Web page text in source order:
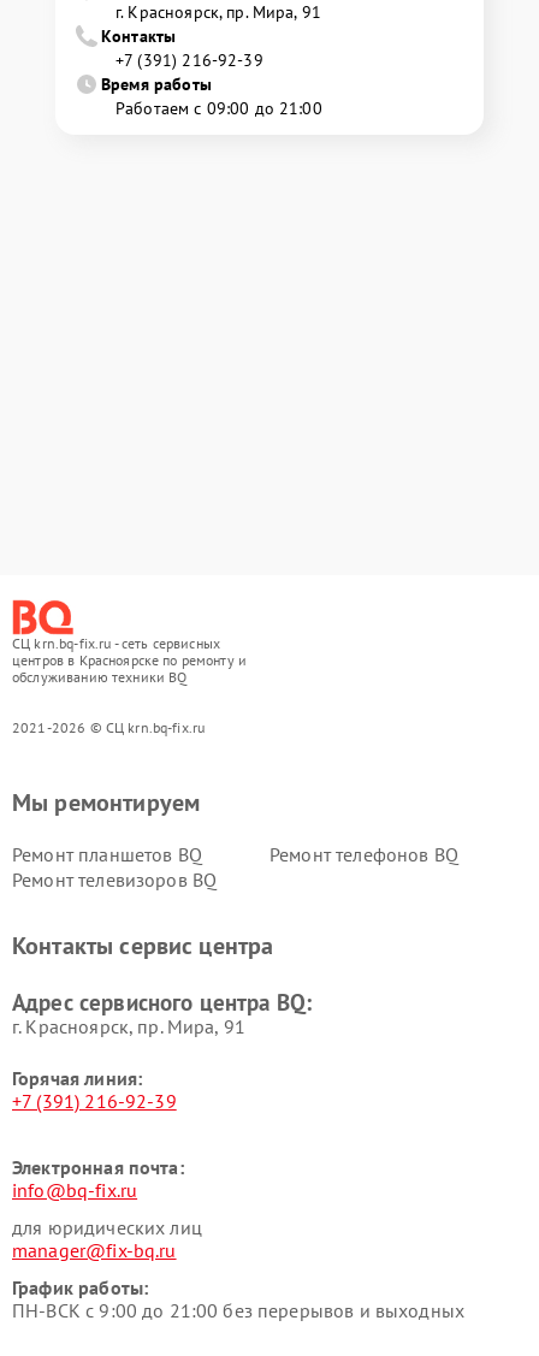
г. Красноярск, ​пр. Мира, 91
Контакты
+7 (391) 216-92-39
Время работы
Работаем с 09:00 до 21:00
СЦ krn.bq-fix.ru - сеть сервисных
центров в Красноярске по ремонту и
обслуживанию техники BQ
2021-2026 © СЦ krn.bq-fix.ru
Мы ремонтируем
Ремонт планшетов BQ
Ремонт телефонов BQ
Ремонт телевизоров BQ
Контакты сервис центра
Адрес сервисного центра BQ:
г. Красноярск, ​пр. Мира, 91
Горячая линия:
+7 (391) 216-92-39
Электронная почта:
info@bq-fix.ru
для юридических лиц
manager@fix-bq.ru
График работы:
ПН-ВСК с 9:00 до 21:00 без перерывов и выходных